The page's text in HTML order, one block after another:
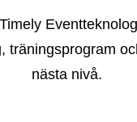
träningsprogram
nästa nivå.